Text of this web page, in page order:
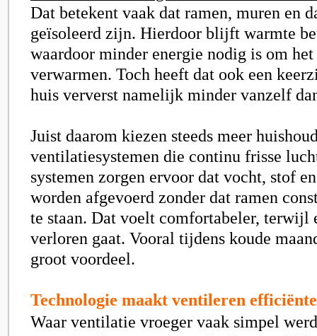
Dat betekent vaak dat ramen, muren en
geïsoleerd zijn. Hierdoor blijft warmte
waardoor minder energie nodig is om
verwarmen. Toch heeft dat ook een
huis ververst namelijk minder vanzelf
Juist daarom kiezen steeds meer
ventilatiesystemen die continu frisse
systemen zorgen ervoor dat vocht, stof
worden afgevoerd zonder dat ramen
te staan. Dat voelt comfortabeler, terwijl
verloren gaat. Vooral tijdens koude
groot voordeel.
Technologie maakt ventileren
Waar ventilatie vroeger vaak simpel